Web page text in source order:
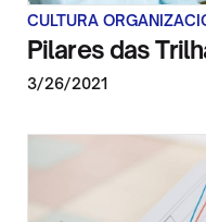
CULTURA
Pilares das
3/26/2021